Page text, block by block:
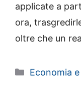
applicate a
ora,
oltre che un
Categorie
Economia